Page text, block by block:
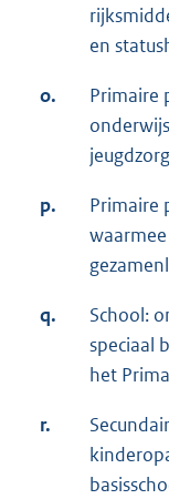
en
o.
Primaire
p.
Primaire
q.
School:
speciaal
het
r.